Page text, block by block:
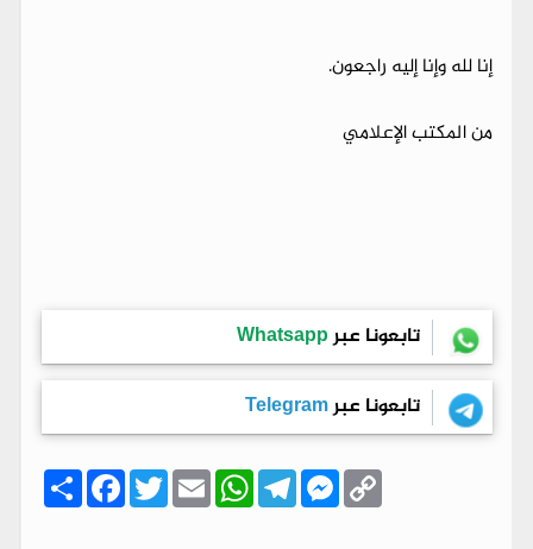
​إنا لله وإنا إليه راجعون.
من المكتب الإعلامي
تابعونا عبرWhatsapp
تابعونا عبرTelegram
ا
ن
ش
F
a
c
T
wi
E
m
a
W
h
a
T
el
M
e
s
C
o
p